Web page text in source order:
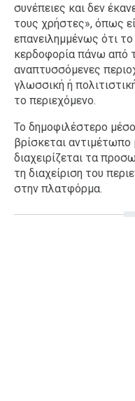
συνέπειες και δεν
τους χρήστες», όπως
επανειλημμένως ότι
κερδοφορία πάνω από
αναπτυσσόμενες
γλωσσική ή
το περιεχόμενο.
Το δημοφιλέστερο
βρίσκεται
διαχειρίζεται τα
τη διαχείριση του
στην πλατφόρμα.